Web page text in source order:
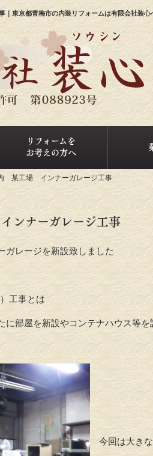
東京都青梅市の内装リフォームは有限会社装心
リフォームを
お考えの方へ
某工場 インナーガレージ工事
ナーガレージ工事
ガレージを新設致しました
）工事とは
に部屋を新設やコンテナハウス等を
今回は大きな